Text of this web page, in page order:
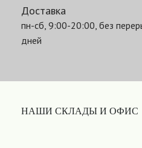
Доставка
пн-сб, 9:00-20:00, без
дней
НАШИ СКЛАДЫ И ОФИС